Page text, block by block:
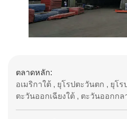
ตลาดหลัก:
อเมริกาใต้ , ยุโรปตะวันตก , ยุโร
ตะวันออกเฉียงใต้ , ตะวันออกก